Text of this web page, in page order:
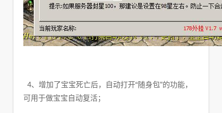
4、增加了宝宝死亡后，自动打开“随身包”的功能，
可用于做宝宝自动复活；